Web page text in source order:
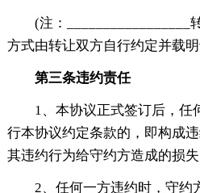
(注：_________________
方式由转让双方自行约定并载
第三条违约责任
1、本协议正式签订后，任
行本协议约定条款的，即构成
其违约行为给守约方造成的损失
2、任何一方违约时，守约